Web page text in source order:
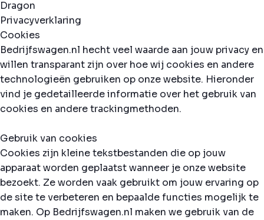
Privacyverklaring
Cookies
Bedrijfswagen.nl hecht veel waarde aan jouw privacy en
willen transparant zijn over hoe wij cookies en andere
technologieën gebruiken op onze website. Hieronder
vind je gedetailleerde informatie over het gebruik van
cookies en andere trackingmethoden.
Gebruik van cookies
Cookies zijn kleine tekstbestanden die op jouw
apparaat worden geplaatst wanneer je onze website
bezoekt. Ze worden vaak gebruikt om jouw ervaring op
de site te verbeteren en bepaalde functies mogelijk te
maken. Op Bedrijfswagen.nl maken we gebruik van de